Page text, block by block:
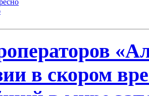
в скором